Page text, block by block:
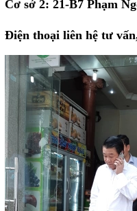
Cơ sở 2: 21-B7 Phạm
Điện thoại liên hệ tư